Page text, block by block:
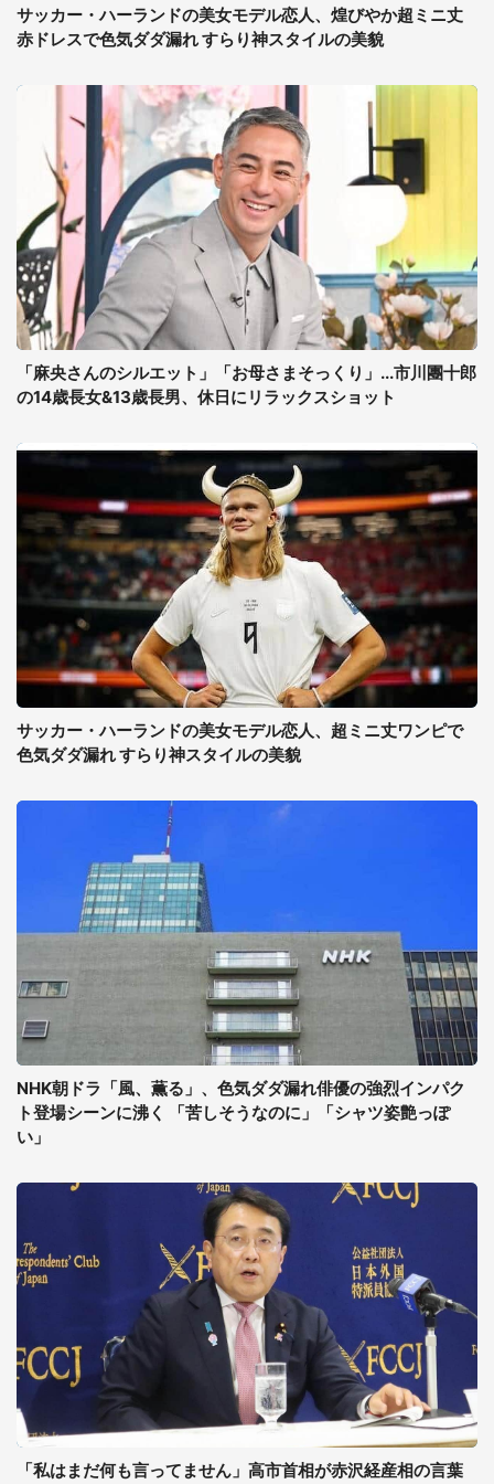
サッカー・ハーランドの美女モデル恋人、煌びやか超ミニ丈
赤ドレスで色気ダダ漏れ すらり神スタイルの美貌
「麻央さんのシルエット」「お母さまそっくり」...市川團十郎
の14歳長女&13歳長男、休日にリラックスショット
サッカー・ハーランドの美女モデル恋人、超ミニ丈ワンピで
色気ダダ漏れ すらり神スタイルの美貌
NHK朝ドラ「風、薫る」、色気ダダ漏れ俳優の強烈インパク
ト登場シーンに沸く 「苦しそうなのに」「シャツ姿艶っぽ
い」
「私はまだ何も言ってません」高市首相が赤沢経産相の言葉